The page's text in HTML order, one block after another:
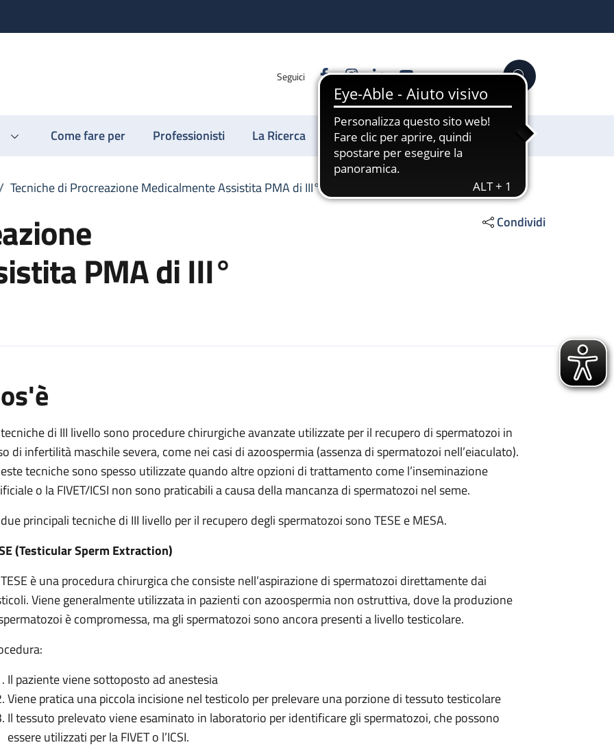
Seguici FacebookInstagram
LinkedinYouTube Cerca
Come fare per Professionisti La Ricerca Sostienici
Tecniche di Procreazione Medicalmente Assistita PMA di III° livello
PMA di III°
Condividi
Assistita PMA di III° livello
Medicalmente Assistita PMA di III° livello
di III livello sono procedure chirurgiche avanzate utilizzate per il recupero di spermatozoi in
di infertilità maschile severa, come nei casi di azoospermia (assenza di spermatozoi nell’eiaculato).
tecniche sono spesso utilizzate quando altre opzioni di trattamento come l’inseminazione
o la FIVET/ICSI non sono praticabili a causa della mancanza di spermatozoi nel seme.
principali tecniche di III livello per il recupero degli spermatozoi sono TESE e MESA.
(Testicular Sperm Extraction)
è una procedura chirurgica che consiste nell’aspirazione di spermatozoi direttamente dai
Viene generalmente utilizzata in pazienti con azoospermia non ostruttiva, dove la produzione
è compromessa, ma gli spermatozoi sono ancora presenti a livello testicolare.
Il paziente viene sottoposto ad anestesia
Viene pratica una piccola incisione nel testicolo per prelevare una porzione di tessuto testicolare
Il tessuto prelevato viene esaminato in laboratorio per identificare gli spermatozoi, che possono
essere utilizzati per la FIVET o l’ICSI.